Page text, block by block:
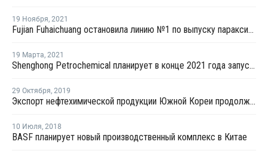
19 Ноября, 2021
Fujian Fuhaichuang остановила линию №1 по выпуску параксилола в Китае на ремонт
19 Марта, 2021
Shenghong Petrochemical планирует в конце 2021 года запустить комплекс в Ляньюньгане
29 Октября, 2019
Экспорт нефтехимической продукции Южной Кореи продолжает снижаться в течение десяти месяцев подряд
10 Июля, 2018
BASF планирует новый производственный комплекс в Китае